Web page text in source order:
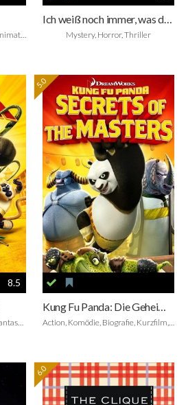
Action, Abenteuer, Komödie, Animation, Family
Ich weiß noch immer, was du letzten Sommer getan hast
Mystery, Horror, Thriller
8.5
Action, Abenteuer, Komödie, Fantasy, Animation, Family
5.0
Kung Fu Panda: Die Geheimnisse der Meister
Action, Komödie, Biografie, Kurzfilm, Animation, Family
6.0